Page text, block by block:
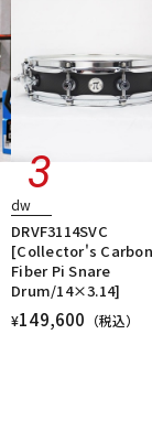
dw
DRVF3114SVC
[Collector's Carbon
Fiber Pi Snare
Drum/14×3.14]
¥149,600 （税込）